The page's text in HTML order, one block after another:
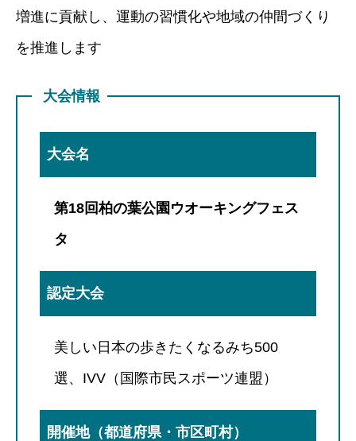
増進に貢献し、運動の習慣化や地域の仲間づくり
を推進します
大会情報
大会名
第18回柏の葉公園ウオーキングフェス
タ
認定大会
美しい日本の歩きたくなるみち500
選、IVV（国際市民スポーツ連盟）
開催地（都道府県・市区町村）